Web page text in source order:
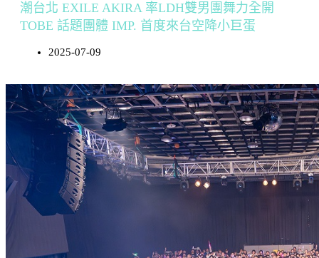
潮台北 EXILE AKIRA 率LDH雙男團舞力全開
TOBE 話題團體 IMP. 首度來台空降小巨蛋
2025-07-09